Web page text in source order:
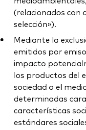
(relacionados con
selección»).
Mediante la
emitidos por
impacto
los productos del
sociedad o el
determinadas
características
estándares